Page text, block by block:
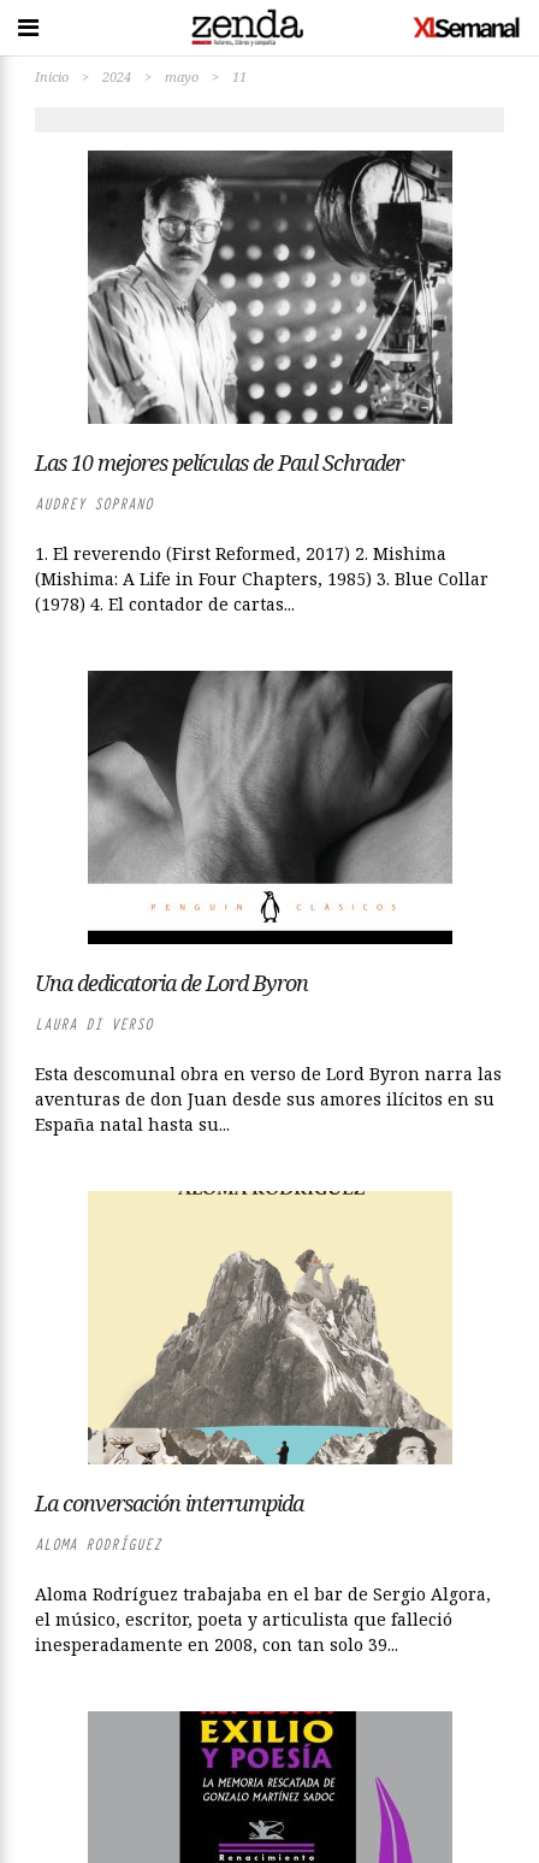
Inicio > 2024 > mayo > 11
Las 10 mejores películas de Paul Schrader
AUDREY SOPRANO
1. El reverendo (First Reformed, 2017) 2. Mishima
(Mishima: A Life in Four Chapters, 1985) 3. Blue Collar
(1978) 4. El contador de cartas...
Una dedicatoria de Lord Byron
LAURA DI VERSO
Esta descomunal obra en verso de Lord Byron narra las
aventuras de don Juan desde sus amores ilícitos en su
España natal hasta su...
La conversación interrumpida
ALOMA RODRÍGUEZ
Aloma Rodríguez trabajaba en el bar de Sergio Algora,
el músico, escritor, poeta y articulista que falleció
inesperadamente en 2008, con tan solo 39...